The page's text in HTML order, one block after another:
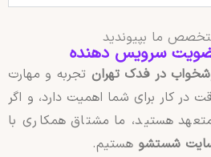
ما بپیوندید
سرویس دهنده
در فدک تهران تجربه و مهارت
در کار برای شما اهمیت دارد، و اگر
هستید، ما مشتاق همکاری با
شستشوهستیم.